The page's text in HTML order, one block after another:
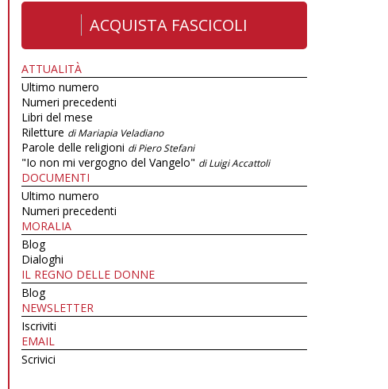
ACQUISTA FASCICOLI
ATTUALITÀ
Ultimo numero
Numeri precedenti
Libri del mese
Riletture di Mariapia Veladiano
Parole delle religioni di Piero Stefani
"Io non mi vergogno del Vangelo" di Luigi Accattoli
DOCUMENTI
Ultimo numero
Numeri precedenti
MORALIA
Blog
Dialoghi
IL REGNO DELLE DONNE
Blog
NEWSLETTER
Iscriviti
EMAIL
Scrivici